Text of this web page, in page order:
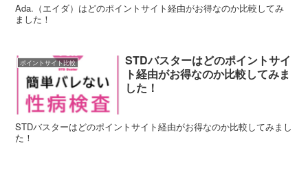
Ada.（エイダ）はどのポイントサイト経由がお得なのか比較してみ
ました！
ポイントサイト比較
STDバスターはどのポイントサイ
ト経由がお得なのか比較してみま
した！
STDバスターはどのポイントサイト経由がお得なのか比較してみまし
た！